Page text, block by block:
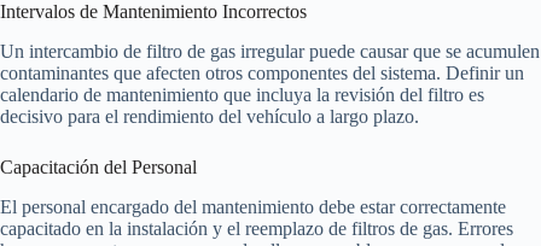
Intervalos de Mantenimiento Incorrectos
Un intercambio de filtro de gas irregular puede causar que se acumulen
contaminantes que afecten otros componentes del sistema. Definir un
calendario de mantenimiento que incluya la revisión del filtro es
decisivo para el rendimiento del vehículo a largo plazo.
Capacitación del Personal
El personal encargado del mantenimiento debe estar correctamente
capacitado en la instalación y el reemplazo de filtros de gas. Errores